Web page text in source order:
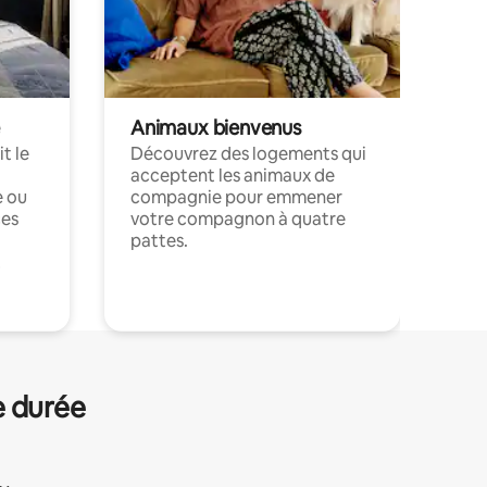
le
ou
Animaux bienvenus
Découvrez des logements qui
acceptent les animaux de
compagnie pour emmener
votre compagnon à quatre
pattes.
durée